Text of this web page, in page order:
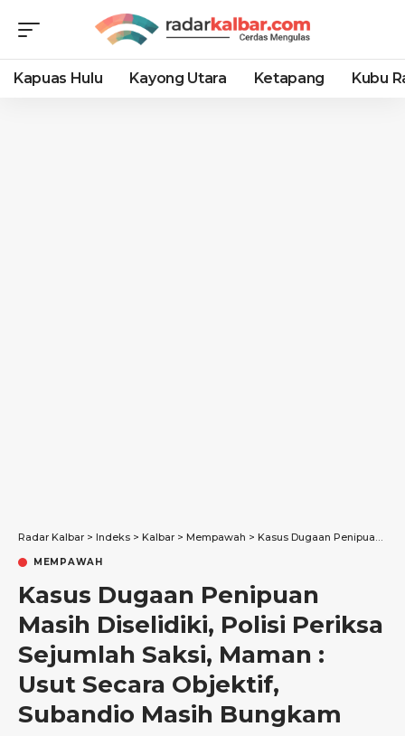
Kapuas Hulu Kayong Utara Ketapang Kubu
Radar Kalbar > Indeks > Kalbar > Mempawah > Kasus Dugaan Penipuan Masih Diselidiki, Polisi Periksa Sejumlah Saksi, Maman : Usut Secara Objektif, Subandio Masih Bungkam
MEMPAWAH
Kasus Dugaan Penipuan
Masih Diselidiki, Polisi Periksa
Sejumlah Saksi, Maman :
Usut Secara Objektif,
Subandio Masih Bungkam